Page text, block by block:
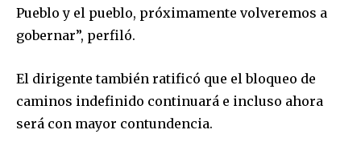
Join our community of
SUBSCRIBERS and be part of the
To subscribe, simply enter your email address on our website
or click the subscribe button below. Don't worry, we respect
your privacy and won't spam your inbox. Your information is
Pueblo y el pueblo, próximamente volveremos a
gobernar”, perfiló.
El dirigente también ratificó que el bloqueo de
caminos indefinido continuará e incluso ahora
será con mayor contundencia.